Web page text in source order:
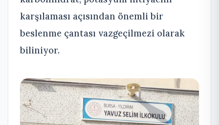
karşılaması açısından önemli bir
beslenme çantası vazgeçilmezi olarak
biliniyor.